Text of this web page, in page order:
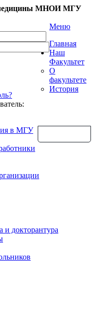
медицины МНОИ МГУ
Меню
Главная
Наш
Факультет
О
факультете
История
в МГУ
и докторантура